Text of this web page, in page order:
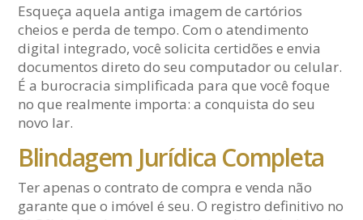
Esqueça aquela antiga imagem de cartórios
cheios e perda de tempo. Com o atendimento
digital integrado, você solicita certidões e envia
documentos direto do seu computador ou celular.
É a burocracia simplificada para que você foque
no que realmente importa: a conquista do seu
novo lar.
Blindagem Jurídica Completa
Ter apenas o contrato de compra e venda não
garante que o imóvel é seu. O registro definitivo no